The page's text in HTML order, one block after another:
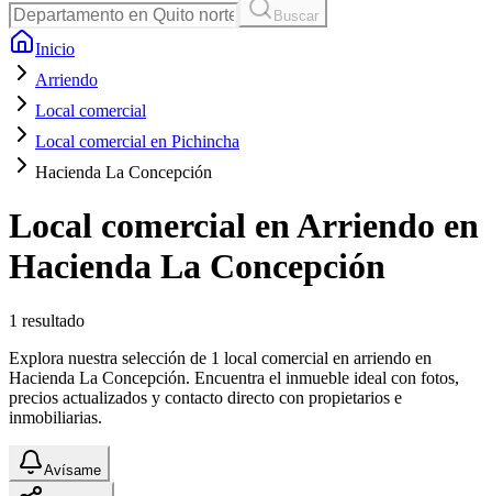
Buscar
Inicio
Arriendo
Local comercial
Local comercial en Pichincha
Hacienda La Concepción
Local comercial en Arriendo en
Hacienda La Concepción
1 resultado
Explora nuestra selección de 1 local comercial en arriendo en
Hacienda La Concepción. Encuentra el inmueble ideal con fotos,
precios actualizados y contacto directo con propietarios e
inmobiliarias.
Avísame